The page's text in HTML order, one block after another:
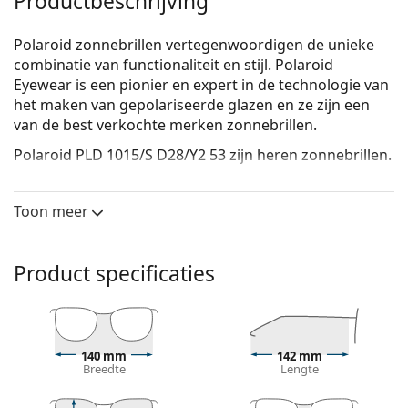
Polaroid zonnebrillen vertegenwoordigen de unieke
combinatie van functionaliteit en stijl. Polaroid
Eyewear is een pionier en expert in de technologie van
het maken van gepolariseerde glazen en ze zijn een
van de best verkochte merken zonnebrillen.
Polaroid PLD 1015/S D28/Y2 53zijn heren zonnebrillen.
On functie van Lentiamo.
De zwarte kleur van het montuur past perfect bij
een koele huidskleur en lichtblond, lichtbruin of
zwart haar.
Rechthoekige zonnebrillen
zijn een perfecte keuze
voor mensen met een ovaal of rond gezicht.
Het montuur van de zonnebril is gemaakt van
Toon meer
Product specificaties
140 mm
Breedte
142 mm
Lengte